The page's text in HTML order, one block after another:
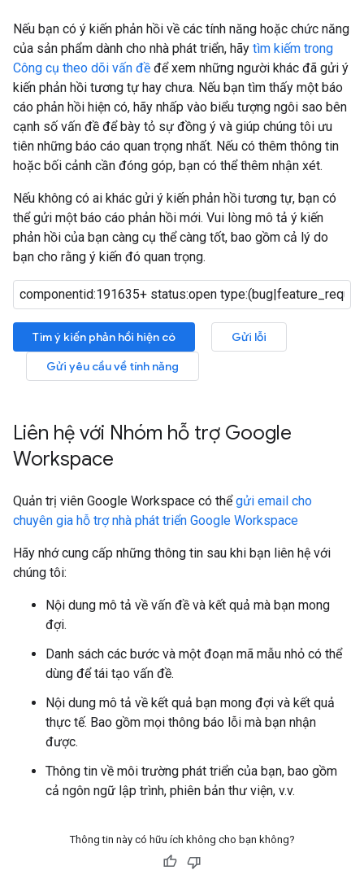
Nếu bạn có ý kiến phản hồi về các tính năng hoặc chức năng
của sản phẩm dành cho nhà phát triển, hãy tìm kiếm trong
Công cụ theo dõi vấn đề để xem những người khác đã gửi ý
kiến phản hồi tương tự hay chưa. Nếu bạn tìm thấy một báo
cáo phản hồi hiện có, hãy nhấp vào biểu tượng ngôi sao bên
cạnh số vấn đề để bày tỏ sự đồng ý và giúp chúng tôi ưu
tiên những báo cáo quan trọng nhất. Nếu có thêm thông tin
hoặc bối cảnh cần đóng góp, bạn có thể thêm nhận xét.
Nếu không có ai khác gửi ý kiến phản hồi tương tự, bạn có
thể gửi một báo cáo phản hồi mới. Vui lòng mô tả ý kiến
phản hồi của bạn càng cụ thể càng tốt, bao gồm cả lý do
bạn cho rằng ý kiến đó quan trọng.
Tìm ý kiến phản hồi hiện có
Gửi lỗi
Gửi yêu cầu về tính năng
Liên hệ với Nhóm hỗ trợ Google
Workspace
Quản trị viên Google Workspace có thểgửi email cho
chuyên gia hỗ trợ nhà phát triển Google Workspace
Hãy nhớ cung cấp những thông tin sau khi bạn liên hệ với
chúng tôi:
Nội dung mô tả về vấn đề và kết quả mà bạn mong
đợi.
Danh sách các bước và một đoạn mã mẫu nhỏ có thể
dùng để tái tạo vấn đề.
Nội dung mô tả về kết quả bạn mong đợi và kết quả
thực tế. Bao gồm mọi thông báo lỗi mà bạn nhận
được.
Thông tin về môi trường phát triển của bạn, bao gồm
cả ngôn ngữ lập trình, phiên bản thư viện, v.v.
Thông tin này có hữu ích không cho bạn không?